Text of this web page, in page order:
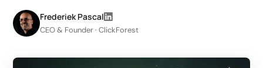
LinkedIn
Génération de leads B2B
Shopify e-commerce
Frederiek Pascal
CEO & Founder · ClickForest